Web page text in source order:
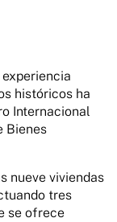
históricos ha
Internacional
Bienes
nueve viviendas
tres
se ofrece